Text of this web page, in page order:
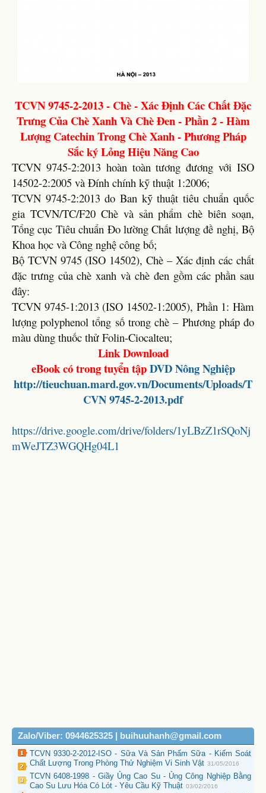
TCVN 9745-2-2013 - Chè - Xác Định Các Chất Đặc
Trưng Của Chè Xanh Và Chè Đen - Phần 2 - Hàm
Lượng Catechin Trong Chè Xanh - Phương Pháp
Sắc ký Lỏng Hiệu Năng Cao
TCVN 9745-2:2013 hoàn toàn tương đương với ISO
14502-2:2005 và Đính chính kỹ thuật 1:2006;
TCVN 9745-2:2013 do Ban kỹ thuật tiêu chuẩn quốc
gia TCVN/TC/F20 Chè và sản phẩm chè biên soạn,
Tổng cục Tiêu chuẩn Đo lường Chất lượng đề nghị, Bộ
Khoa học và Công nghệ công bố;
Bộ TCVN 9745 (ISO 14502), Chè – Xác định các chất
đặc trưng của chè xanh và chè đen gồm các phần sau
đây:
TCVN 9745-1:2013 (ISO 14502-1:2005), Phần 1: Hàm
lượng polyphenol tổng số trong chè – Phương pháp đo
màu dùng thuốc thử Folin-Ciocalteu;
Link Download
eBook có trong tuyển tậpDVD Nông Nghiệp
http://tieuchuan.mard.gov.vn/Documents/Uploads/T
CVN 9745-2-2013.pdf
https://drive.google.com/drive/folders/1yLBzZ1rSQoNj
mWeJTZ3WGQHg04L1
Zalo/Viber: 0944625325 | buihuuhanh@gmail.com
TCVN 9330-2-2012-ISO - Sữa Và Sản Phẩm Sữa - Kiếm Soát
Chất Lượng Trong Phòng Thử Nghiệm Vi Sinh Vật 31/05/2016
TCVN 6408-1998 - Giầy Ủng Cao Su - Ủng Công Nghiệp Bằng
Cao Su Lưu Hóa Có Lót - Yêu Cầu Kỹ Thuật 03/02/2016